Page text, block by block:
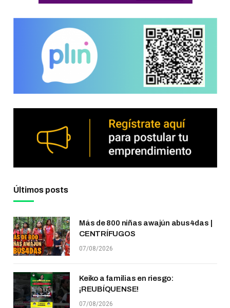
Últimos posts
Más de 800 niñas awajún abus4das |
CENTRÍFUGOS
07/08/2026
Keiko a familias en riesgo:
¡REUBÍQUENSE!
07/08/2026